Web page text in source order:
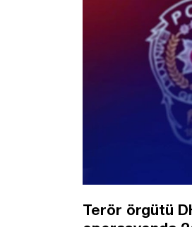
Terör örgütü